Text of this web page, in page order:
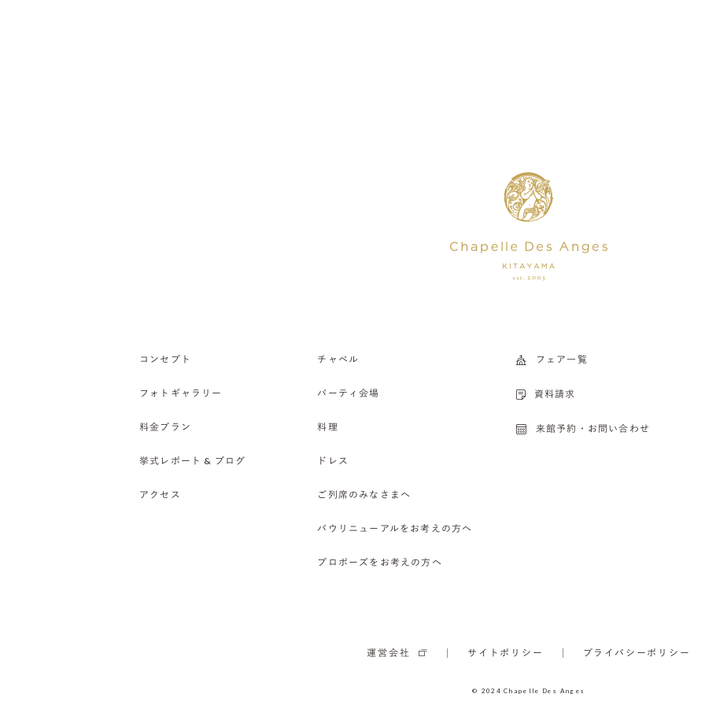
コンセプト
フォトギャラリー
料金プラン
挙式レポート & ブログ
アクセス
チャペル
パーティ会場
料理
ドレス
ご列席のみなさまへ
バウリニューアルをお考えの方へ
プロポーズをお考えの方へ
フェア一覧
資料請求
来館予約・お問い合わせ
運営会社 サイトポリシー プライバシーポリシー
© 2024 Chapelle Des Anges